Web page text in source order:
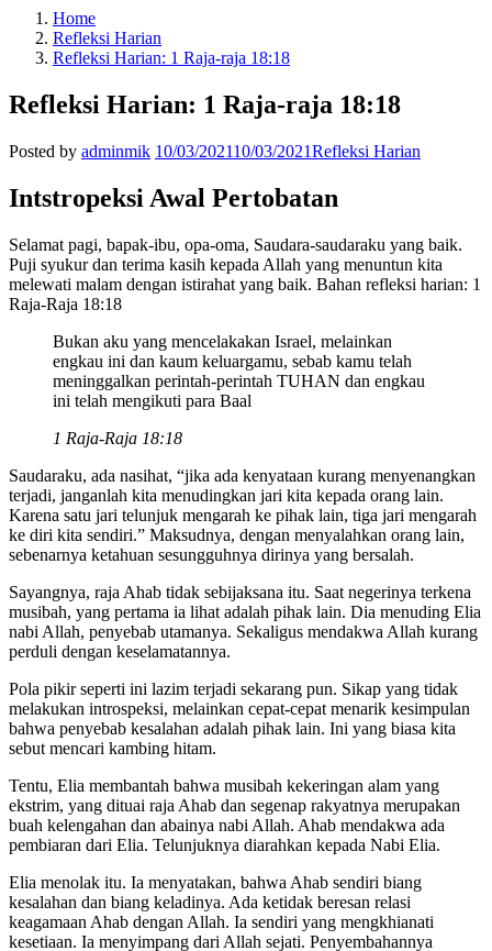
Home
Refleksi Harian
Refleksi Harian: 1 Raja-raja 18:18
Refleksi Harian: 1 Raja-raja 18:18
Posted by adminmik 10/03/202110/03/2021Refleksi Harian
Intstropeksi Awal Pertobatan
Selamat pagi, bapak-ibu, opa-oma, Saudara-saudaraku yang baik.
Puji syukur dan terima kasih kepada Allah yang menuntun kita
melewati malam dengan istirahat yang baik. Bahan refleksi harian: 1
Raja-Raja 18:18
Bukan aku yang mencelakakan Israel, melainkan
engkau ini dan kaum keluargamu, sebab kamu telah
meninggalkan perintah-perintah TUHAN dan engkau
ini telah mengikuti para Baal
1 Raja-Raja 18:18
Saudaraku, ada nasihat, “jika ada kenyataan kurang menyenangkan
terjadi, janganlah kita menudingkan jari kita kepada orang lain.
Karena satu jari telunjuk mengarah ke pihak lain, tiga jari mengarah
ke diri kita sendiri.” Maksudnya, dengan menyalahkan orang lain,
sebenarnya ketahuan sesungguhnya dirinya yang bersalah.
Sayangnya, raja Ahab tidak sebijaksana itu. Saat negerinya terkena
musibah, yang pertama ia lihat adalah pihak lain. Dia menuding Elia
nabi Allah, penyebab utamanya. Sekaligus mendakwa Allah kurang
perduli dengan keselamatannya.
Pola pikir seperti ini lazim terjadi sekarang pun. Sikap yang tidak
melakukan introspeksi, melainkan cepat-cepat menarik kesimpulan
bahwa penyebab kesalahan adalah pihak lain. Ini yang biasa kita
sebut mencari kambing hitam.
Tentu, Elia membantah bahwa musibah kekeringan alam yang
ekstrim, yang dituai raja Ahab dan segenap rakyatnya merupakan
buah kelengahan dan abainya nabi Allah. Ahab mendakwa ada
pembiaran dari Elia. Telunjuknya diarahkan kepada Nabi Elia.
Elia menolak itu. Ia menyatakan, bahwa Ahab sendiri biang
kesalahan dan biang keladinya. Ada ketidak beresan relasi
keagamaan Ahab dengan Allah. Ia sendiri yang mengkhianati
kesetiaan. Ia menyimpang dari Allah sejati. Penyembahannya